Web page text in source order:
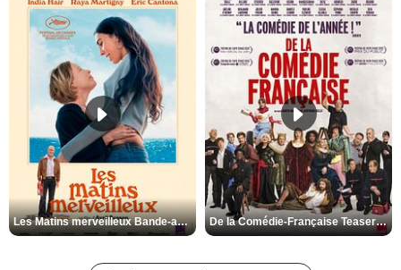
Les Matins merveilleux Bande-annonce VF De la Comédie-Française Teaser VF